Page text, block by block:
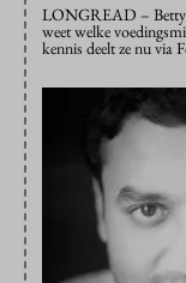
LONGREAD – Betty
weet welke
kennis deelt ze nu via